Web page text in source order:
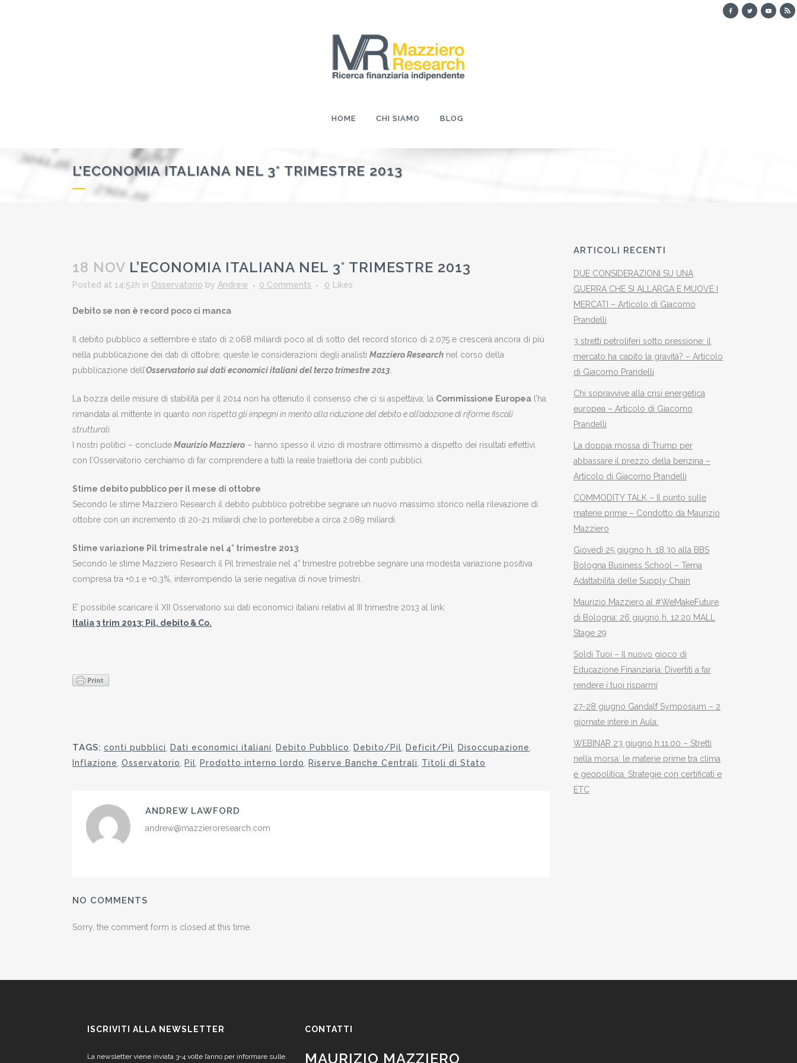
HOME CHI SIAMO BLOG
L’ECONOMIA ITALIANA NEL 3° TRIMESTRE 2013
18 NOV L’ECONOMIA ITALIANA NEL 3° TRIMESTRE 2013
Posted at 14:52h in Osservatorio by Andrew 0 Comments 0 Likes
Debito se non è record poco ci manca
Il debito pubblico a settembre è stato di 2.068 miliardi poco al di sotto del record storico di 2.075 e crescerà ancora di più
nella pubblicazione dei dati di ottobre; queste le considerazioni degli analisti Mazziero Research nel corso della
pubblicazione dell’Osservatorio sui dati economici italiani del terzo trimestre 2013
La bozza delle misure di stabilità per il 2014 non ha ottenuto il consenso che ci si aspettava; la Commissione Europea l’ha
rimandata al mittente in quanto non rispetta gli impegni in merito alla riduzione del debito e all’adozione di riforme fiscali
strutturali.
I nostri politici – concludeMaurizio Mazziero – hanno spesso il vizio di mostrare ottimismo a dispetto dei risultati effettivi,
con l’Osservatorio cerchiamo di far comprendere a tutti la reale traiettoria dei conti pubblici.
Stime debito pubblico per il mese di ottobre
Secondo le stime Mazziero Research il debito pubblico potrebbe segnare un nuovo massimo storico nella rilevazione di
ottobre con un incremento di 20-21 miliardi che lo porterebbe a circa 2.089 miliardi.
Stime variazione Pil trimestrale nel 4° trimestre 2013
Secondo le stime Mazziero Research il Pil trimestrale nel 4° trimestre potrebbe segnare una modesta variazione positiva
compresa tra +0,1 e +0,3%, interrompendo la serie negativa di nove trimestri.
E’ possibile scaricare il XII Osservatorio sui dati economici italiani relativi al III trimestre 2013 al link:
Italia 3 trim 2013: Pil, debito & Co.
TAGS: conti pubblici Dati economici italiani Debito Pubblico Debito/Pil Deficit/Pil Disoccupazione
Inflazione Osservatorio Pil Prodotto interno lordo Riserve Banche Centrali Titoli di Stato
ANDREW LAWFORD
andrew@mazzieroresearch.com
NO COMMENTS
Sorry, the comment form is closed at this time.
ARTICOLI RECENTI
DUE CONSIDERAZIONI SU UNA
GUERRA CHE SI ALLARGA E MUOVE I
MERCATI – Articolo di Giacomo
Prandelli
3 stretti petroliferi sotto pressione: il
mercato ha capito la gravità? – Articolo
di Giacomo Prandelli
Chi sopravvive alla crisi energetica
europea – Articolo di Giacomo
Prandelli
La doppia mossa di Trump per
abbassare il prezzo della benzina –
Articolo di Giacomo Prandelli
COMMODITY TALK – Il punto sulle
materie prime – Condotto da Maurizio
Mazziero
Giovedì 25 giugno h. 18.30 alla BBS
Bologna Business School – Tema
Adattabilità delle Supply Chain
Maurizio Mazziero al #WeMakeFuture
di Bologna: 26 giugno h. 12.20 MALL
Stage 29
Soldi Tuoi – Il nuovo gioco di
Educazione Finanziaria: Divertiti a far
rendere i tuoi risparmi
27-28 giugno Gandalf Symposium – 2
giornate intere in Aula.
WEBINAR 23 giugno h.11.00 – Stretti
nella morsa: le materie prime tra clima
e geopolitica. Strategie con certificati e
ETC
ISCRIVITI ALLA NEWSLETTER
La newsletter viene inviata 3-4 volte l’anno per informare sulle
CONTATTI
MAURIZIO MAZZIERO